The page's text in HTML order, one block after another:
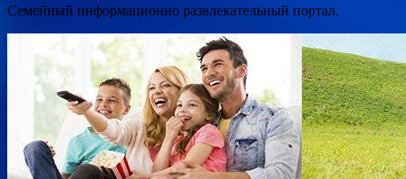
Семейный информационно развлекательный портал.